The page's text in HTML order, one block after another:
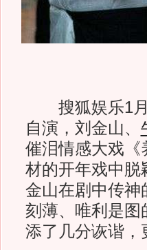
搜狐娱乐1月
自演，刘金山、
催泪情感大戏《
材的开年戏中脱
金山在剧中传神
刻薄、唯利是图
添了几分诙谐，